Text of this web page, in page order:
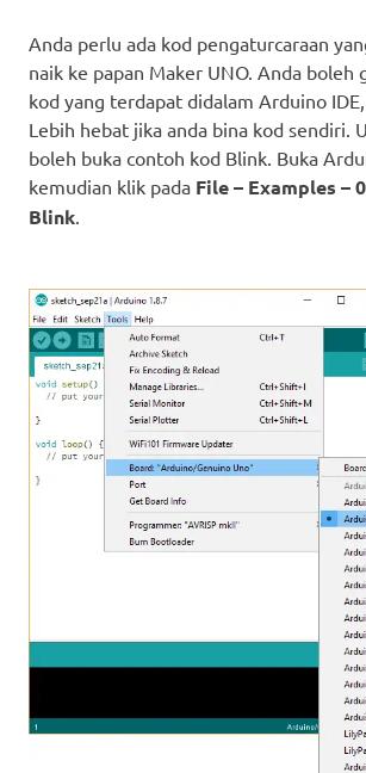
Anda perlu ada kod pengaturcaraan
naik ke papan Maker UNO. Anda boleh
kod yang terdapat didalam Arduino
Lebih hebat jika anda bina kod sendiri.
boleh buka contoh kod Blink. Buka
kemudian klik pada File – Examples –
Blink.